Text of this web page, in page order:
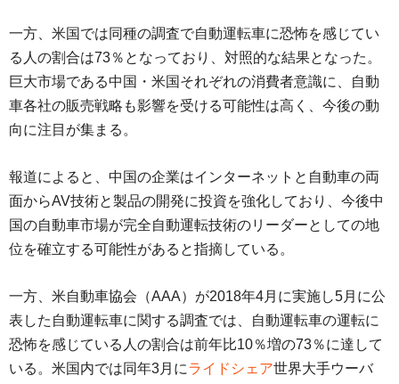
一方、米国では同種の調査で自動運転車に恐怖を感じてい
る人の割合は73％となっており、対照的な結果となった。
巨大市場である中国・米国それぞれの消費者意識に、自動
車各社の販売戦略も影響を受ける可能性は高く、今後の動
向に注目が集まる。
報道によると、中国の企業はインターネットと自動車の両
面からAV技術と製品の開発に投資を強化しており、今後中
国の自動車市場が完全自動運転技術のリーダーとしての地
位を確立する可能性があると指摘している。
一方、米自動車協会（AAA）が2018年4月に実施し5月に公
表した自動運転車に関する調査では、自動運転車の運転に
恐怖を感じている人の割合は前年比10％増の73％に達して
いる。米国内では同年3月にライドシェア世界大手ウーバ